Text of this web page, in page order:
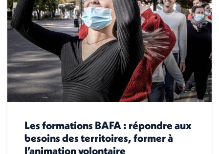
Les formations BAFA : répondre aux
besoins des territoires, former à
l’animation volontaire